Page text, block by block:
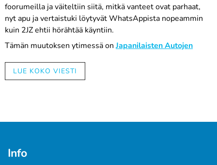
foorumeilla ja väiteltiin siitä, mitkä vanteet ovat parhaat,
nyt apu ja vertaistuki löytyvät WhatsAppista nopeammin
kuin 2JZ ehtii hörähtää käyntiin.
Tämän muutoksen ytimessä onJapanilaisten Autojen
kynnyksen yhteisö kaikille japanilaisten autojen ystäville –
merkistä riippumatta. Ja nyt yhteistyö Automaalit.netin
prosentista 10 prosenttiin.
LUE KOKO VIESTI
Info